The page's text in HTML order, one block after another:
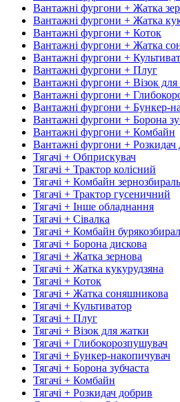
Вантажні фургони + Жатка
Вантажні фургони + Жатка
Вантажні фургони + Коток
Вантажні фургони + Жатка
Вантажні фургони +
Вантажні фургони + Плуг
Вантажні фургони + Візок
Вантажні фургони +
Вантажні фургони + Бункер-
Вантажні фургони + Борона
Вантажні фургони + Комбайн
Вантажні фургони + Розкидач
Тягачі + Обприскувач
Тягачі + Трактор колісний
Тягачі + Комбайн
Тягачі + Трактор гусеничний
Тягачі + Інше обладнання
Тягачі + Сівалка
Тягачі + Комбайн
Тягачі + Борона дискова
Тягачі + Жатка зернова
Тягачі + Жатка кукурудзяна
Тягачі + Коток
Тягачі + Жатка соняшникова
Тягачі + Культиватор
Тягачі + Плуг
Тягачі + Візок для жатки
Тягачі + Глибокорозпушувач
Тягачі + Бункер-накопичувач
Тягачі + Борона зубчаста
Тягачі + Комбайн
Тягачі + Розкидач добрив